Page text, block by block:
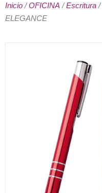
Inicio /OFICINA /Escritura /
ELEGANCE